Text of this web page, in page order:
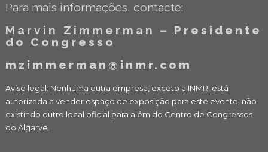
Para mais informações, contacte:
Marvin Zimmerman
– Presidente
do Congresso
mzimmerman@inmr.com
Aviso legal: Nenhuma outra empresa, exceto a INMR, está
autorizada a vender espaço de exposição para este evento, não
existindo outro local oficial para além do Centro de Congressos
do Algarve.